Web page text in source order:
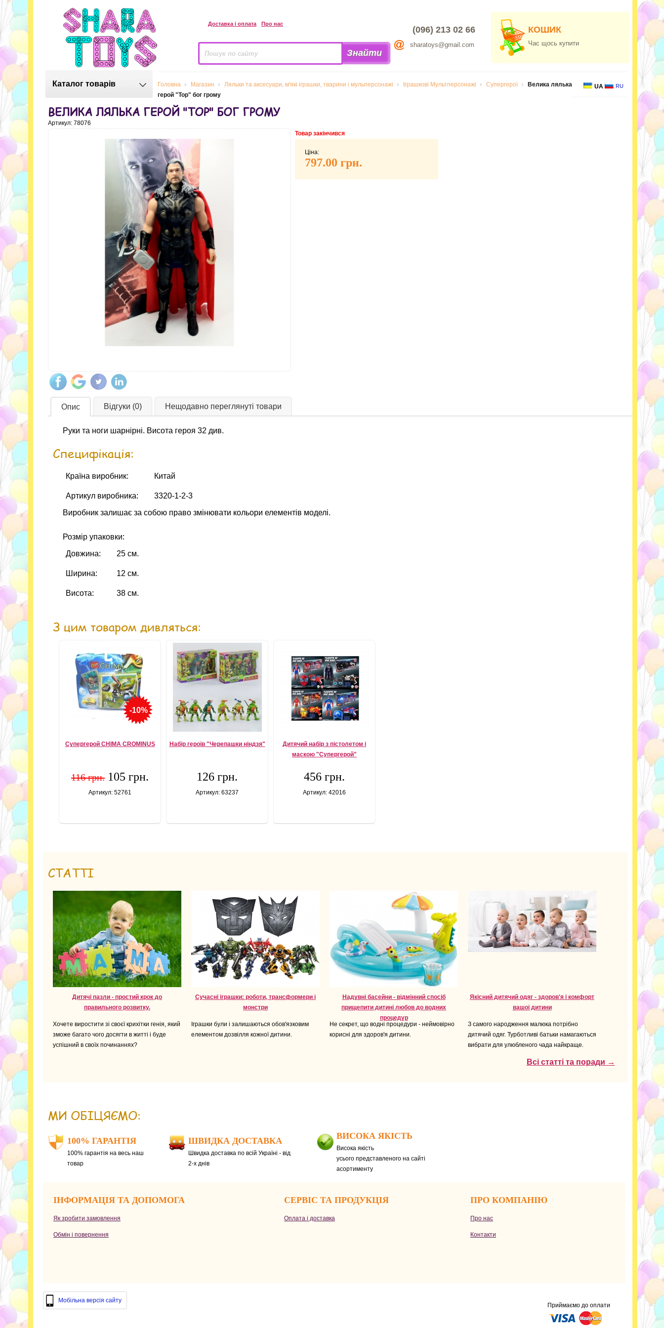
Доставка і оплата Про нас
(096) 213 02 66
sharatoys@gmail.com
КОШИК
Час щось купити
Каталог товарів Головна Магазин Ляльки та аксесуари, м'які іграшки, тварини і мульперсонажі Іграшкові Мультперсонажі Супергерої
Велика лялька
герой "Тор" бог грому
UA RU
ВЕЛИКА ЛЯЛЬКА ГЕРОЙ "ТОР" БОГ ГРОМУ
Артикул: 78076
Товар закінчився
Ціна:
797.00 грн.
Опис Відгуки (0) Нещодавно переглянуті товари
Руки та ноги шарнірні. Висота героя 32 див.
Специфікація:
Країна виробник: Китай
Артикул виробника:
3320-1-2-3
Виробник залишає за собою право змінювати кольори елементів моделі.
Розмір упаковки:
Довжина:
25 см.
Ширина: 12 см.
Висота: 38 см.
З цим товаром дивляться:
-10%
Супергерой CHIMA CROMINUS
116 грн. 105 грн.
Артикул: 52761
Набір героїв "Черепашки ніндзя"
126 грн.
Артикул: 63237
Дитячий набір з пістолетом і
маскою "Супергерой"
456 грн.
Артикул: 42016
СТАТТІ
Дитячі пазли - простий крок до
правильного розвитку.
Хочете виростити зі своєї крихітки генія, який
зможе багато чого досягти в житті і буде
успішний в своїх починаннях?
Сучасні іграшки: роботи, трансформери і
монстри
Іграшки були і залишаються обов'язковим
елементом дозвілля кожної дитини.
Надувні басейни - відмінний спосіб
прищепити дитині любов до водних
процедур
Не секрет, що водні процедури - неймовірно
корисні для здоров'я дитини.
Якісний дитячий одяг - здоров'я і комфорт
вашої дитини
З самого народження малюка потрібно
дитячий одяг. Турботливі батьки намагаються
вибрати для улюбленого чада найкраще.
Всі статті та поради →
МИ ОБІЦЯЄМО:
100% ГАРАНТІЯ
100% гарантія на весь наш
товар
ШВИДКА ДОСТАВКА
Швидка доставка по всій Україні - від
2-х днів
ВИСОКА ЯКІСТЬ
Висока якість
усього представленого на сайті
асортименту
ІНФОРМАЦІЯ ТА ДОПОМОГА СЕРВІС ТА ПРОДУКЦІЯ ПРО КОМПАНІЮ
Як зробити замовлення Оплата і доставка Про нас
Обмін і повернення Контакти
Мобільна версія сайту
Приймаємо до оплати